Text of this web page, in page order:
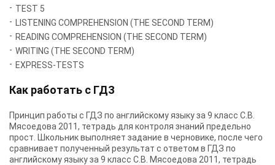
TEST 5
LISTENING COMPREHENSION (THE SECOND TERM)
READING COMPREHENSION (THE SECOND TERM)
WRITING (THE SECOND TERM)
EXPRESS-TESTS
Как работать с ГДЗ
Принцип работы с ГДЗ по английскому языку за 9 класс С.В.
Мясоедова 2011, тетрадь для контроля знаний предельно
прост. Школьник выполняет задание в черновике, после чего
сравнивает полученный результат с ответом в ГДЗ по
английскому языку за 9 класс С.В. Мясоедова 2011, тетрадь